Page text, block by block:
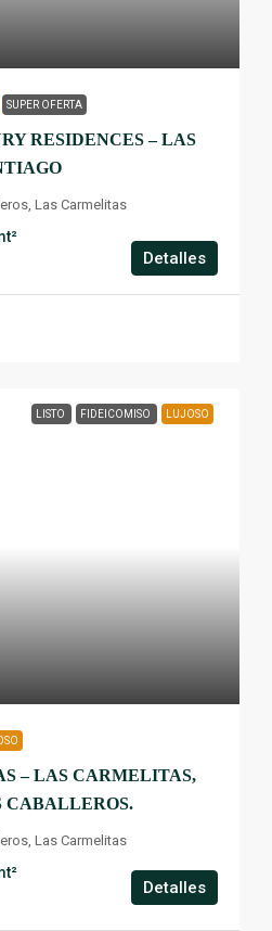
SUPER OFERTA
RESIDENCES – LAS
Las Carmelitas
Detalles
LISTO FIDEICOMISO LUJOSO
– LAS CARMELITAS,
CABALLEROS.
Las Carmelitas
Detalles